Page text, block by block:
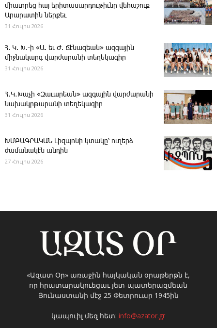
միաւորեց հայ երիտասարդութիւնը վեհաշուք
Արարատին ներքեւ
31 Հուլիս 2026
Հ. Կ. Խ.-ի «Ա. եւ Ժ. ­Ճէնազեան» ազգային
միջնակարգ վարժարանի տեղեկագիր
31 Հուլիս 2026
Հ․Կ․Խաչի «Զաւարեան» ազգային վարժարանի
նախակրթարանի տեղեկագիր
31 Հուլիս 2026
ԽՄԲԱԳՐԱԿԱՆ ­Լիզպոնի կտակը՝ ուղերձ
ժամանակէն անդին
27 Հուլիս 2026
«Ազատ Օր» առաջին հայկական օրաթերթն է,
որ հրատարակուեցաւ յետ-պատերազմեան
Յունաստանի մէջ 25 Փետրուար 1945ին
կապուիլ մեզ հետ:info@azator.gr